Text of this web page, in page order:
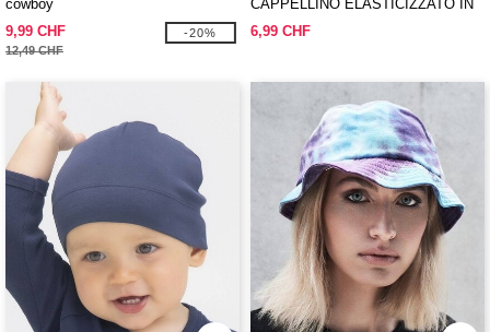
cowboy
9,99 CHF
12,49 CHF
-20%
CAPPELLINO ELASTICIZZATO IN
COTONE BIOLOGICO
6,99 CHF